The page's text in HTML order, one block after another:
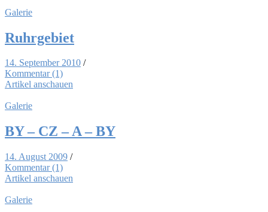
Galerie
Ruhr­ge­biet
14. September 2010 /
Kommentar (1)
Artikel anschauen
Galerie
BY – CZ – A – BY
14. August 2009 /
Kommentar (1)
Artikel anschauen
Galerie